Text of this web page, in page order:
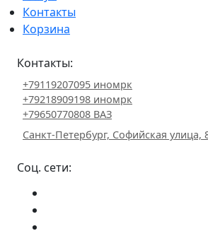
Контакты
Корзина
Контакты:
+79119207095 иномрк
+79218909198 иномрк
+79650770808 ВАЗ
Санкт-Петербург, Софийская улица,
Соц. сети: